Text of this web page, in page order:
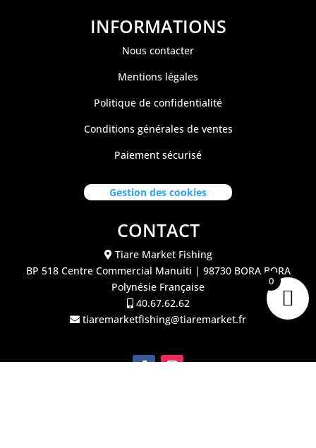
INFORMATIONS
Nous contacter
Mentions légales
Politique de confidentialité
Conditions générales de ventes
Paiement sécurisé
Gestion des cookies
CONTACT
Tiare Market Fishing
BP 518 Centre Commercial Manuiti | 98730 BORA BORA
Polynésie Française
40.67.62.62
tiaremarketfishing@tiaremarket.fr
0